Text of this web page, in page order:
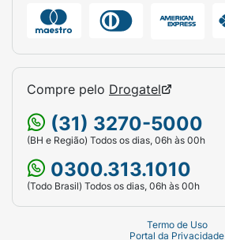
Compre pelo Drogatel
(31) 3270-5000
(BH e Região) Todos os dias, 06h às 00h
0300.313.1010
(Todo Brasil) Todos os dias, 06h às 00h
Termo de Uso
Portal da Privacidade